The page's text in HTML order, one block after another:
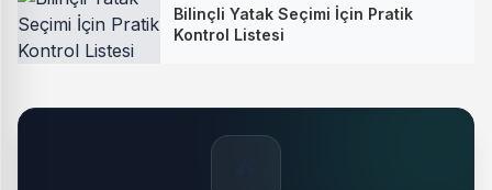
Bilinçli Yatak Seçimi İçin Pratik
Kontrol Listesi